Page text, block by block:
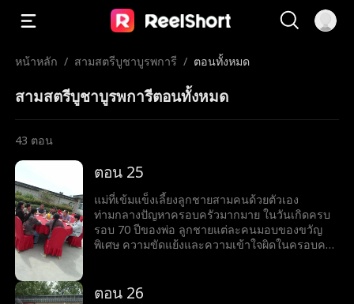
หน้าหลัก / สามสตรีบูชาบูรพการี / ตอนทั้งหมด
สามสตรีบูชาบูรพการีตอนทั้งหมด
43 ตอน
ตอน 25
แม่ที่เข้มแข็งเลี้ยงลูกชายสามคนด้วยตัวเอง
ท่ามกลางปัญหาครอบครัวมากมาย ในวันเกิดครบ
รอบ 70 ปีของพ่อ ลูกชายแต่ละคนมอบของขวัญ
พิเศษ ความขัดแย้งและความเข้าใจผิดในครอบครัว
อารมณ์และความรักในครอบครัว
ตอน 26